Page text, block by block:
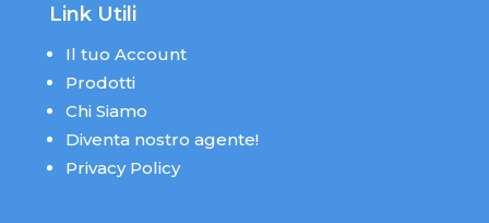
Link Utili
Il tuo Account
Prodotti
Chi Siamo
Diventa nostro agente!
Privacy Policy